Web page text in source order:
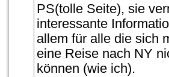
PS(tolle Seite), sie
interessante
allem für alle die sich
eine Reise nach NY
können (wie ich).